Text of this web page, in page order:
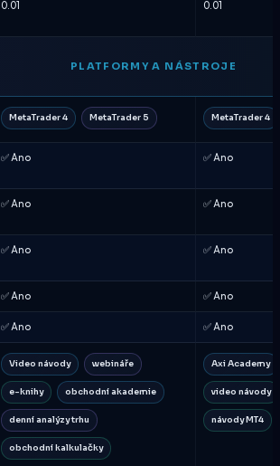
0.01 0.01
PLATFORMY A NÁSTROJE
MetaTrader 4 MetaTrader 5 MetaTrader 4
✅ Ano ✅ Ano
✅ Ano ✅ Ano
✅ Ano ✅ Ano
✅ Ano ✅ Ano
✅ Ano ✅ Ano
Video návody webináře
e-knihy obchodní akademie
denní analýzy trhu
obchodní kalkulačky
Axi Academy
video návody
návody MT4